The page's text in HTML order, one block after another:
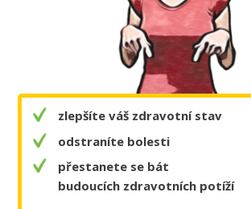
zlepšíte váš zdravotní stav
odstraníte bolesti
přestanete se bát
budoucích zdravotních potíží